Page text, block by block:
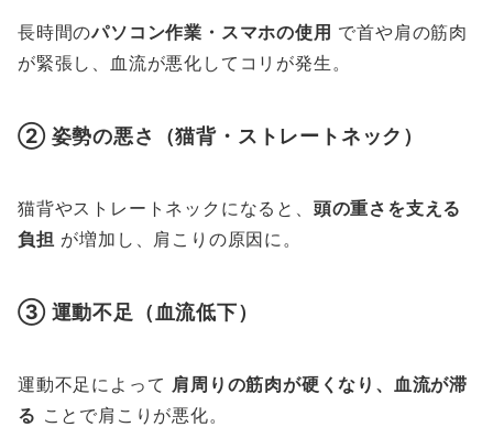
長時間のパソコン作業・スマホの使用 で首や肩の筋肉
が緊張し、血流が悪化してコリが発生。
② 姿勢の悪さ（猫背・ストレートネック）
猫背やストレートネックになると、 頭の重さを支える
負担 が増加し、肩こりの原因に。
③ 運動不足（血流低下）
運動不足によって 肩周りの筋肉が硬くなり、血流が滞
る ことで肩こりが悪化。